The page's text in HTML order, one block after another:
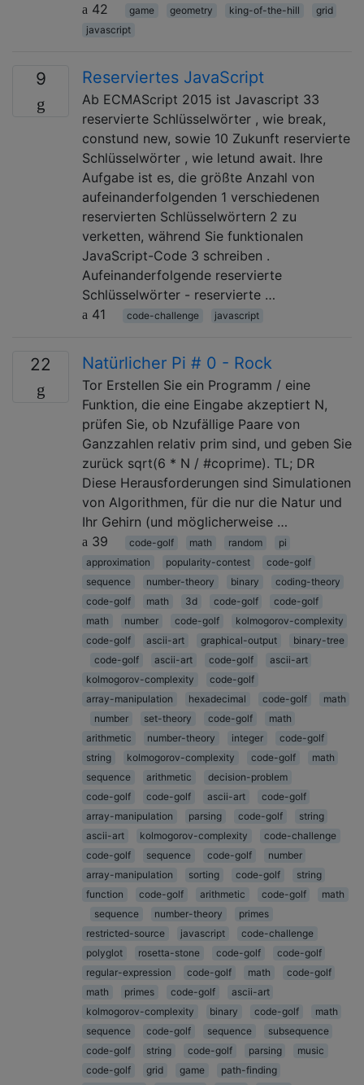
42
game geometry king-of-the-hill
grid
javascript
9 Reserviertes JavaScript
Ab ECMAScript 2015 ist Javascript 33
reservierte Schlüsselwörter , wie break,
constund new, sowie 10 Zukunft reservierte
Schlüsselwörter , wie letund await. Ihre
Aufgabe ist es, die größte Anzahl von
aufeinanderfolgenden 1 verschiedenen
reservierten Schlüsselwörtern 2 zu
verketten, während Sie funktionalen
JavaScript-Code 3 schreiben .
Aufeinanderfolgende reservierte
Schlüsselwörter - reservierte …
41
code-challenge javascript
22 Natürlicher Pi # 0 - Rock
Tor Erstellen Sie ein Programm / eine
Funktion, die eine Eingabe akzeptiert N,
prüfen Sie, ob Nzufällige Paare von
Ganzzahlen relativ prim sind, und geben Sie
zurück sqrt(6 * N / #coprime). TL; DR
Diese Herausforderungen sind Simulationen
von Algorithmen, für die nur die Natur und
Ihr Gehirn (und möglicherweise …
39
code-golf math random
pi
approximation
popularity-contest
code-golf
sequence
number-theory binary
coding-theory
code-golf
math 3d code-golf
code-golf
math
number code-golf
kolmogorov-complexity
code-golf
ascii-art graphical-output
binary-tree
code-golf
ascii-art code-golf
ascii-art
kolmogorov-complexity
code-golf
array-manipulation
hexadecimal code-golf
math
number
set-theory code-golf
math
arithmetic
number-theory integer
code-golf
string
kolmogorov-complexity code-golf
math
sequence
arithmetic
decision-problem
code-golf
code-golf ascii-art
code-golf
array-manipulation
parsing code-golf
string
ascii-art
kolmogorov-complexity
code-challenge
code-golf
sequence code-golf
number
array-manipulation
sorting code-golf
string
function
code-golf arithmetic code-golf
math
sequence
number-theory
primes
restricted-source
javascript
code-challenge
polyglot
rosetta-stone code-golf
code-golf
regular-expression
code-golf math
code-golf
math
primes code-golf
ascii-art
kolmogorov-complexity
binary code-golf
math
sequence
code-golf sequence
subsequence
code-golf
string code-golf parsing
music
code-golf
grid game
path-finding